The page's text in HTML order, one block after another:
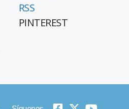
RSS
PINTEREST